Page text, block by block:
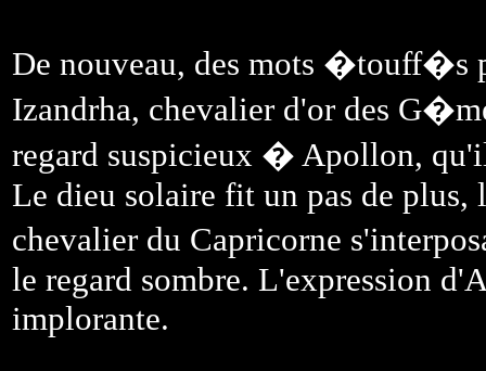
De nouveau, des mots �touff�s
Izandrha, chevalier d'or des
regard suspicieux � Apollon,
Le dieu solaire fit un pas de plus,
chevalier du Capricorne
le regard sombre. L'expression
implorante.